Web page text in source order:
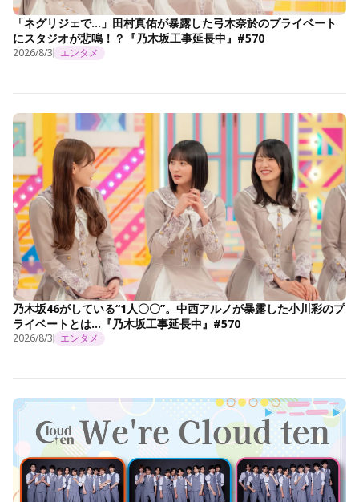
「ネグリジェで…」田村真佑が暴露した弓木奈於のプライベート
にスタジオが悲鳴！？『乃木坂工事延長中』#570
2026/8/3 エンタメ
乃木坂46がしている“1人〇〇”。中西アルノが暴露した小川彩のプ
ライベートとは…『乃木坂工事延長中』#570
2026/8/3 エンタメ